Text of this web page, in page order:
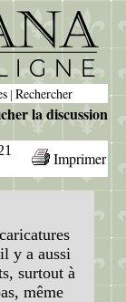
| Rechercher
la discussion
Imprimer
y a aussi
surtout à
même